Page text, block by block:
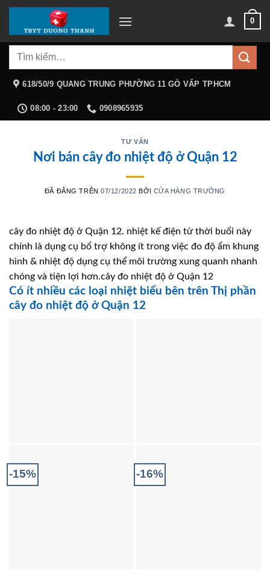
Chuyển
nội
dung
0
Tìm
618/50/9 QUANG TRUNG PHƯỜNG 11 GÒ VẤP TPHCM
08:00 - 23:00 0908965935
TƯ VẤN
Nơi bán cây đo nhiệt độ ở Quận 12
ĐÃ ĐĂNG TRÊN07/12/2022 BỞI CỬA HÀNG TRƯỞNG
cây đo nhiệt độ ở Quận 12. nhiệt kế điện tử thời buổi này
chính là dụng cụ bổ trợ không ít trong việc đo độ ẩm khung
hình & nhiệt độ dụng cụ thể môi trường xung quanh nhanh
chóng và tiện lợi hơn.cây đo nhiệt độ ở Quận 12
Có ít nhiều các loại nhiệt biểu bên trên Thị phần
cây đo nhiệt độ ở Quận 12
-15% -16%